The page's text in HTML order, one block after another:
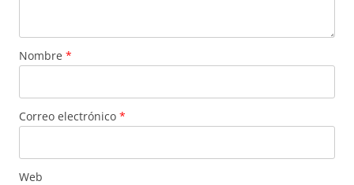
Nombre *
Correo electrónico *
Web